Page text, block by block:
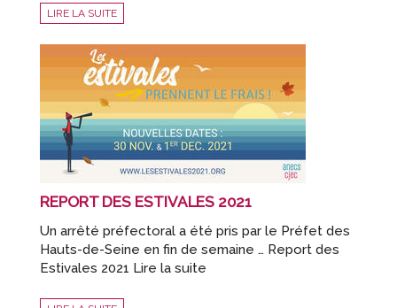
LIRE LA SUITE
REPORT DES ESTIVALES 2021
Un arrêté préfectoral a été pris par le Préfet des
Hauts-de-Seine en fin de semaine … Report des
Estivales 2021 Lire la suite